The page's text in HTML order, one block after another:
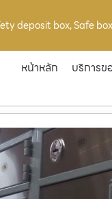
deposit box, Safe
หน้าหลัก บริการข